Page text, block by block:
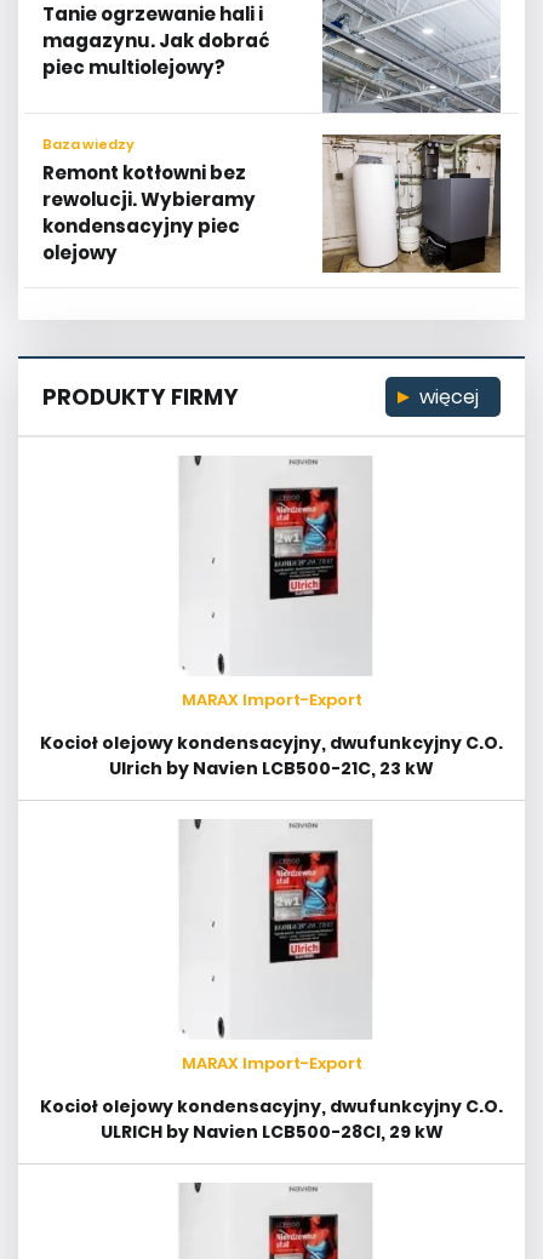
Tanie ogrzewanie hali i
magazynu. Jak dobrać
piec multiolejowy?
Baza wiedzy
Remont kotłowni bez
rewolucji. Wybieramy
kondensacyjny piec
olejowy
PRODUKTY FIRMY więcej
MARAX Import-Export
Kocioł olejowy kondensacyjny, dwufunkcyjny C.O.
Ulrich by Navien LCB500-21C, 23 kW
MARAX Import-Export
Kocioł olejowy kondensacyjny, dwufunkcyjny C.O.
ULRICH by Navien LCB500-28CI, 29 kW